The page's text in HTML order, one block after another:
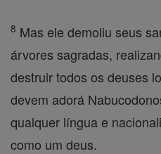
8 Mas ele demoliu seus
árvores sagradas,
destruir todos os deuses
devem adorá
qualquer língua e
como um deus.